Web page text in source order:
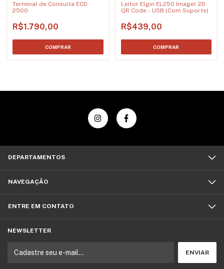
Terminal de Consulta ECD
2500
R$1.790,00
Leitor Elgin EL250 Imager 2D
QR Code - USB (Com Suporte)
R$439,00
DEPARTAMENTOS
NAVEGAÇÃO
ENTRE EM CONTATO
NEWSLETTER